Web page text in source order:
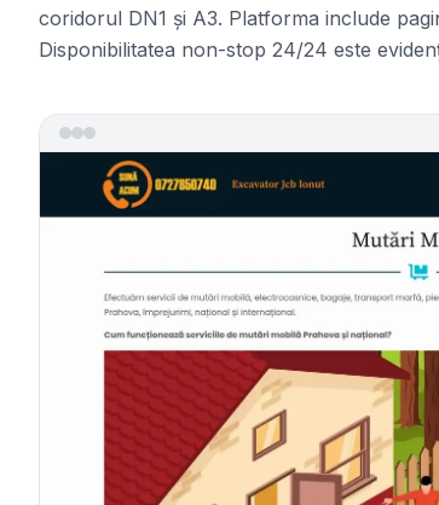
coridorul DN1 și A3. Platforma include
Disponibilitatea non-stop 24/24 este